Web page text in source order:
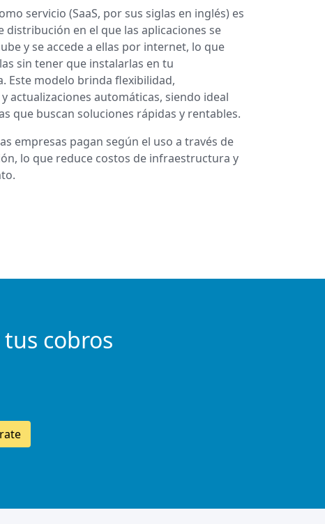
servicio (SaaS, por sus siglas en inglés) es
distribución en el que las aplicaciones se
y se accede a ellas por internet, lo que
sin tener que instalarlas en tu
Este modelo brinda flexibilidad,
actualizaciones automáticas, siendo ideal
que buscan soluciones rápidas y rentables.
empresas pagan según el uso a través de
lo que reduce costos de infraestructura y
cobros